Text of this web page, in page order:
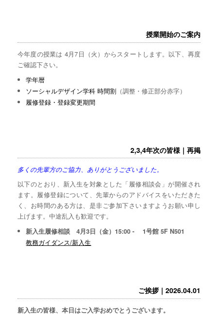
授業開始のご案内
今年度の授業は 4月7日（火）からスタートします。以下、再度
ご確認下さい。
学年暦
ソーシャルデザイン学科 時間割 （調整・修正部分赤字）
履修登録・登録変更期間
2,3,4年次の皆様｜再掲
多くの先輩方のご協力、ありがとうございました。
以下のとおり、新入生を対象とした「履修相談会」が開催され
ます。履修登録について、先輩からのアドバイスをいただきた
く、お時間のある方は、是非ご参加下さいますようお願い申し
上げます。中途乱入も歓迎です。
新入生履修相談 4月3日（金）15:00 - 1号館 5F N501
教務ガイダンス/新入生
ご挨拶｜2026.04.01
新入生の皆様、本日はご入学おめでとうございます。